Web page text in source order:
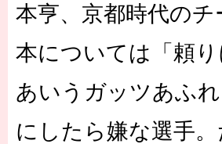
本亨、京都時代の
本については「頼
あいうガッツあふ
にしたら嫌な選手